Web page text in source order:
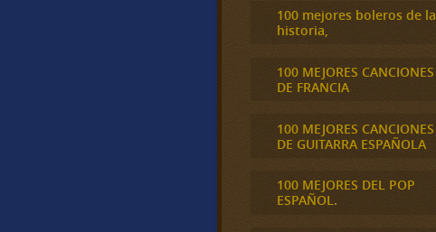
100 mejores boleros de la
historia,
100 MEJORES CANCIONES
DE FRANCIA
100 MEJORES CANCIONES
DE GUITARRA ESPAÑOLA
100 MEJORES DEL POP
ESPAÑOL.